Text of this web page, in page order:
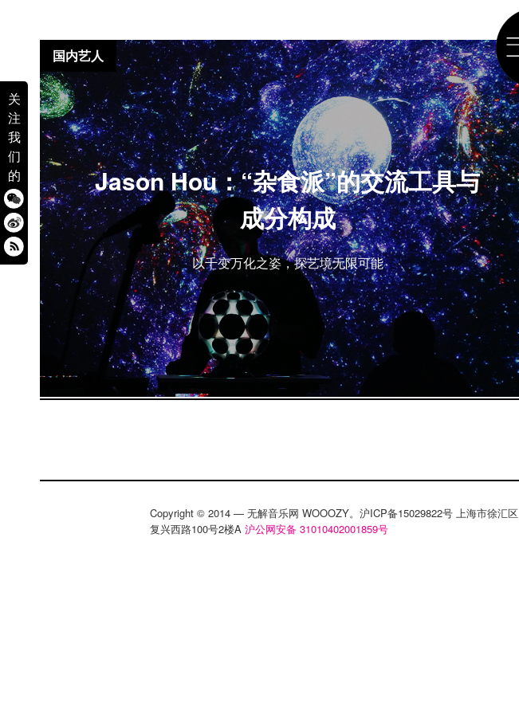
关
注
我
们
的
Jason Hou：“杂食派”的交流工具与
成分构成
以千变万化之姿，探艺境无限可能
国内艺人
Copyright © 2014 — 无解音乐网 WOOOZY。沪ICP备15029822号 上海市徐汇区
复兴西路100号2楼A 沪公网安备 31010402001859号